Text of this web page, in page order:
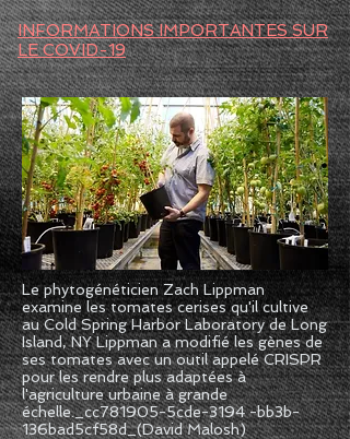
INFORMATIONS IMPORTANTES SUR
LE COVID-19
Le phytogénéticien Zach Lippman
examine les tomates cerises qu'il cultive
au Cold Spring Harbor Laboratory de Long
Island, NY Lippman a modifié les gènes de
ses tomates avec un outil appelé CRISPR
pour les rendre plus adaptées à
l'agriculture urbaine à grande
échelle._cc781905-5cde-3194 -bb3b-
136bad5cf58d_(David Malosh)